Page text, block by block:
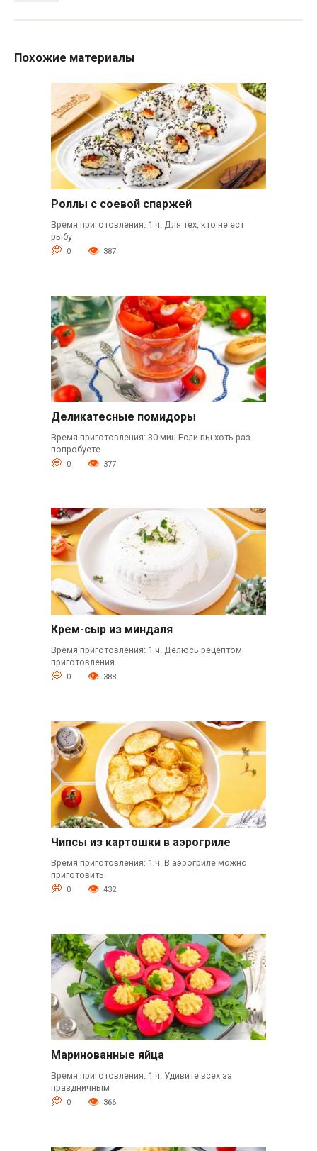
Похожие материалы
Роллы с соевой спаржей
Время приготовления: 1 ч. Для тех, кто не ест
рыбу
0 387
Деликатесные помидоры
Время приготовления: 30 мин Если вы хоть раз
попробуете
0 377
Крем-сыр из миндаля
Время приготовления: 1 ч. Делюсь рецептом
приготовления
0 388
Чипсы из картошки в аэрогриле
Время приготовления: 1 ч. В аэрогриле можно
приготовить
0 432
Маринованные яйца
Время приготовления: 1 ч. Удивите всех за
праздничным
0 366